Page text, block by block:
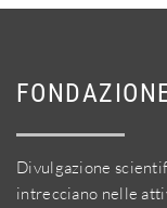
Divulgazione
intrecciano nelle